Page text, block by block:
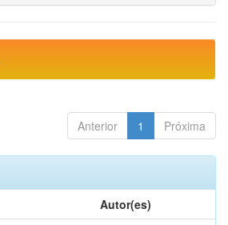
Anterior 1 Próxima
Autor(es)